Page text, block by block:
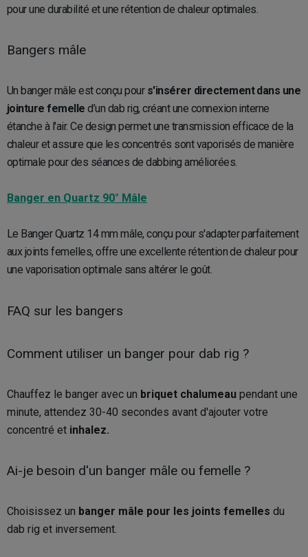
pour une durabilité et une rétention de chaleur optimales.
Bangers mâle
Un banger mâle est conçu pour s'insérer directement dans une
jointure femelle d’un dab rig, créant une connexion interne
étanche à l'air. Ce design permet une transmission efficace de la
chaleur et assure que les concentrés sont vaporisés de manière
optimale pour des séances de dabbing améliorées.
Banger en Quartz 90° Mâle
Le Banger Quartz 14 mm mâle, conçu pour s'adapter parfaitement
aux joints femelles, offre une excellente rétention de chaleur pour
une vaporisation optimale sans altérer le goût.
FAQ sur les bangers
Comment utiliser un banger pour dab rig ?
Chauffez le banger avec un briquet chalumeau pendant une
minute, attendez 30-40 secondes avant d'ajouter votre
concentré et inhalez.
Ai-je besoin d'un banger mâle ou femelle ?
Choisissez un banger mâle pour les joints femelles du
dab rig et inversement.